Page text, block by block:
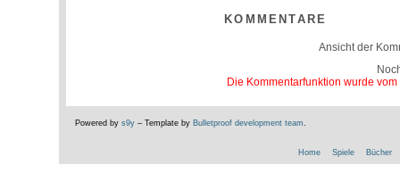
KOMMENTARE
Ansicht der
Die Kommentarfunktion wurde
Powered by s9y– Template by Bulletproof development team
Home Spiele Bücher